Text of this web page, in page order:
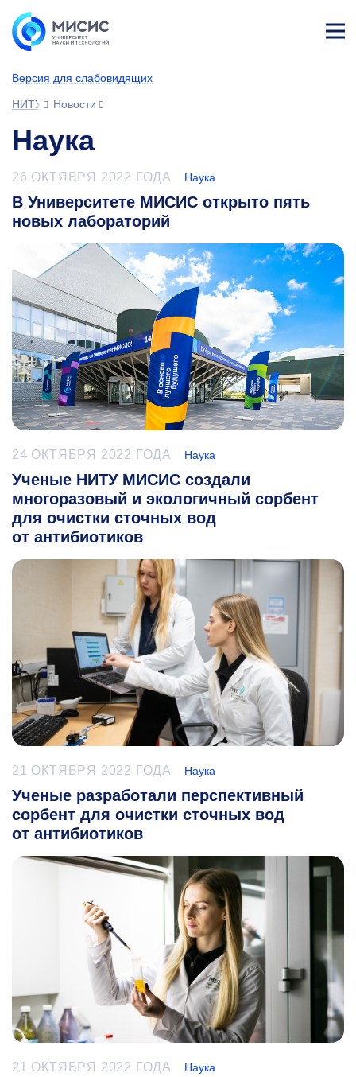
Версия для слабовидящих
НИТУ МИСИС
Новости
Наука
26 ОКТЯБРЯ 2022 ГОДА Наука
В Университете МИСИС открыто пять
новых лабораторий
24 ОКТЯБРЯ 2022 ГОДА Наука
Ученые НИТУ МИСИС создали
многоразовый и экологичный сорбент
для очистки сточных вод
от антибиотиков
21 ОКТЯБРЯ 2022 ГОДА Наука
Ученые разработали перспективный
сорбент для очистки сточных вод
от антибиотиков
21 ОКТЯБРЯ 2022 ГОДА Наука